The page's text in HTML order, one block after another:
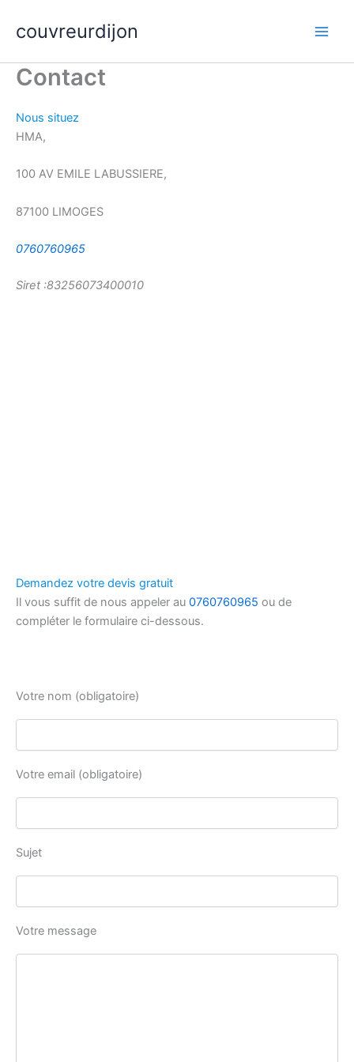
couvreurdijon
Contact
Nous situez
HMA,
100 AV EMILE LABUSSIERE,
87100 LIMOGES
0760760965
Siret :83256073400010
Demandez votre devis gratuit
Il vous suffit de nous appeler au 0760760965 ou de
compléter le formulaire ci-dessous.
Votre nom (obligatoire)
Votre email (obligatoire)
Sujet
Votre message